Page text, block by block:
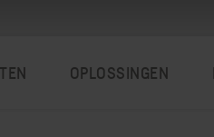
OPLOSSINGEN